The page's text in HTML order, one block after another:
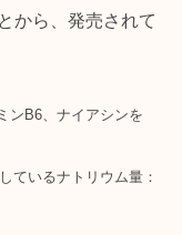
から、発売されて
ンB6、ナイアシンを
ているナトリウム量：